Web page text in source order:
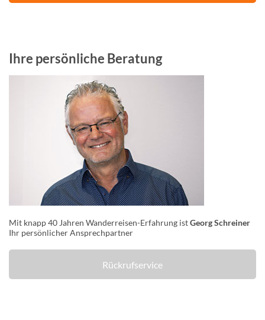
Ihre persönliche Beratung
Mit knapp 40 Jahren Wanderreisen-Erfahrung istGeorg Schreiner
Ihr persönlicher Ansprechpartner
Rückrufservice